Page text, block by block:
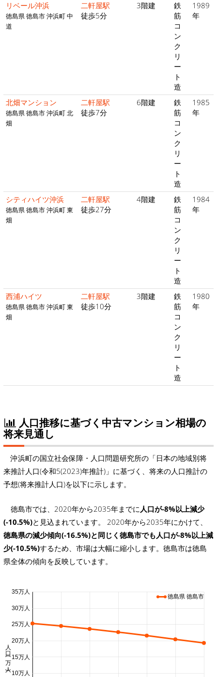
リベール沖浜
徳島県 徳島市 沖浜町 中
道
二軒屋駅
徒歩5分
3階建
鉄
筋
コ
ン
ク
リ
ー
ト
造
1989
年
北畑マンション
徳島県 徳島市 沖浜町 北
畑
二軒屋駅
徒歩7分
6階建
鉄
筋
コ
ン
ク
リ
ー
ト
造
1985
年
シティハイツ沖浜
徳島県 徳島市 沖浜町 東
畑
二軒屋駅
徒歩27分
4階建
鉄
筋
コ
ン
ク
リ
ー
ト
造
1984
年
西浦ハイツ
徳島県 徳島市 沖浜町 東
畑
二軒屋駅
徒歩10分
3階建
鉄
筋
コ
ン
ク
リ
ー
ト
造
1980
年
人口推移に基づく中古マンション相場の
将来見通し
沖浜町の国立社会保障・人口問題研究所の「日本の地域別将
来推計人口(令和5(2023)年推計)」に基づく、将来の人口推計の
予想(将来推計人口)を以下に示します。
徳島市では、2020年から2035年までに 人口が-8%以上減少
(-10.5%)と見込まれています。 2020年から2035年にかけて、
徳島県の減少傾向(-16.5%)と同じく徳島市でも人口が-8%以上減
少(-10.5%)するため、市場は大幅に縮小します。徳島市は徳島
県全体の傾向を反映しています。
10万人
15万人
20万人
25万人
30万人
35万人
人口 (万人)
徳島県 徳島市